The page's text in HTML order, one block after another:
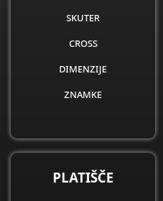
skuter
cross
dimenzije
znamke
PLATIŠČE